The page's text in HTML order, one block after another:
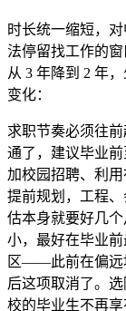
时长统一缩短，
法停留找工作的
从 3 年降到 2 年
变化：
求职节奏必须往
通了，建议毕业
加校园招聘、利
提前规划，工程
估本身就要好几
小，最好在毕业
区——此前在偏远
后这项取消了。
校的毕业生不再